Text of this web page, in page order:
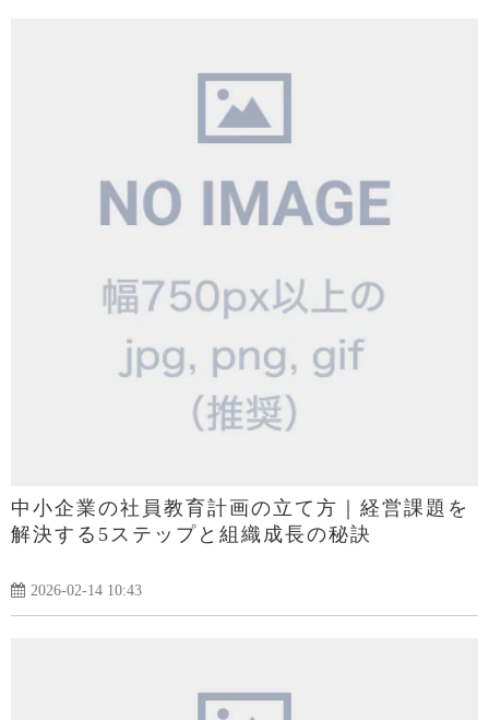
中小企業の社員教育計画の立て方｜経営課題を
解決する5ステップと組織成長の秘訣
2026-02-14 10:43